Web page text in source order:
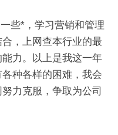
些*，学习营销和管理
，上网查本行业的最
力。以上是我这一年
种各样的困难，我会
力克服，争取为公司